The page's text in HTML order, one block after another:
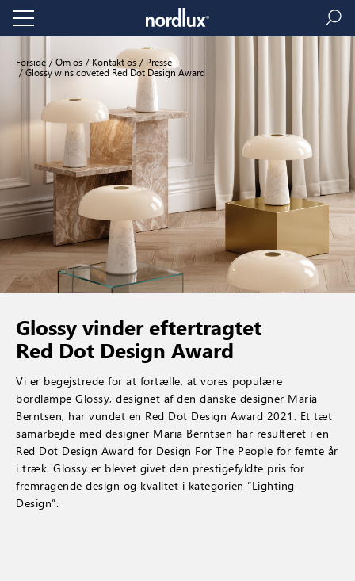
Forside Om os Kontakt os
Presse
Glossy wins coveted Red Dot Design Award
Glossy vinder eftertragtet
Red Dot Design Award
Vi er begejstrede for at fortælle, at vores populære
bordlampe Glossy, designet af den danske designer Maria
Berntsen, har vundet en Red Dot Design Award 2021. Et tæt
samarbejde med designer Maria Berntsen har resulteret i en
Red Dot Design Award for Design For The People for femte år
i træk. Glossy er blevet givet den prestigefyldte pris for
fremragende design og kvalitet i kategorien ”Lighting
Design”.